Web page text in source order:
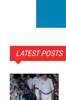
LATEST POSTS